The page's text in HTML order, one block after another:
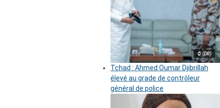
© (DR)
Tchad : Ahmed Oumar Djibrillah
élevé au grade de contrôleur
général de police